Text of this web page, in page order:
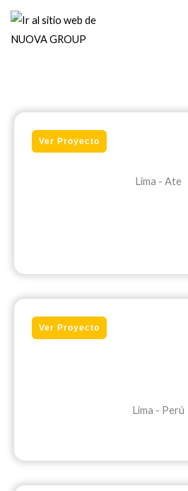
contenido
Ver Proyecto
Lima - Ate
Ver Proyecto
Lima - Perú